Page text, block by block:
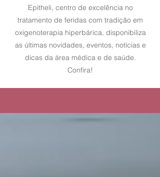
Epitheli, centro de excelência no
tratamento de feridas com tradição em
oxigenoterapia hiperbárica, disponibiliza
as últimas novidades, eventos, notícias e
dicas da área médica e de saúde.
Confira!